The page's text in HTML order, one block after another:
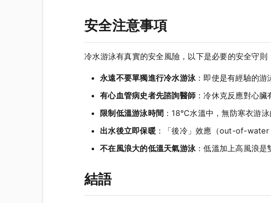
安全注意事項
冷水游泳有真實的安全風險，以下是必要的安全守則
永遠不要單獨進行冷水游泳 ：即使是有經驗的游
有心血管病史者先諮詢醫師 ：冷休克反應對心臟
限制低溫游泳時間 ：18°C水溫中，無防寒衣游
出水後立即保暖：「後冷」效應（out-of-water
不在風浪大的低溫天氣游泳 ：低溫加上高風浪是
結語